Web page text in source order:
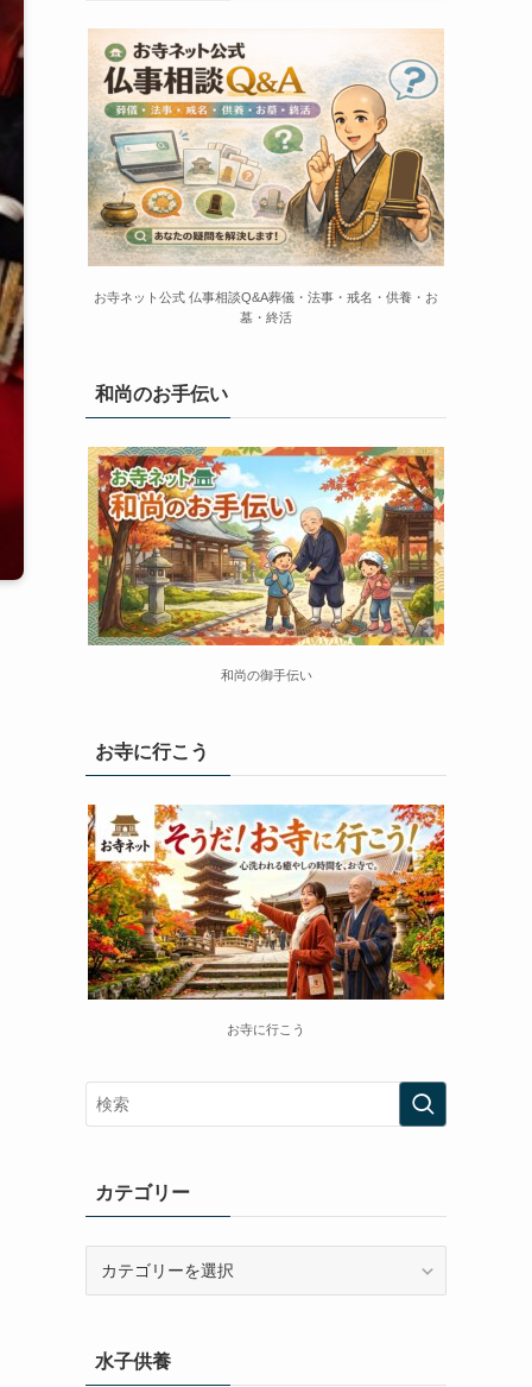
お寺ネット公式 仏事相談Q&A葬儀・法事・戒名・供養・お
墓・終活
和尚のお手伝い
和尚の御手伝い
お寺に行こう
お寺に行こう
カテゴリー
ー水子供養